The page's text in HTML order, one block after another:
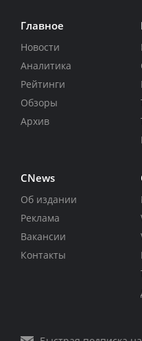
Главное
Новости
Аналитика
Рейтинги
Обзоры
Архив
CNews
Об издании
Реклама
Вакансии
Контакты